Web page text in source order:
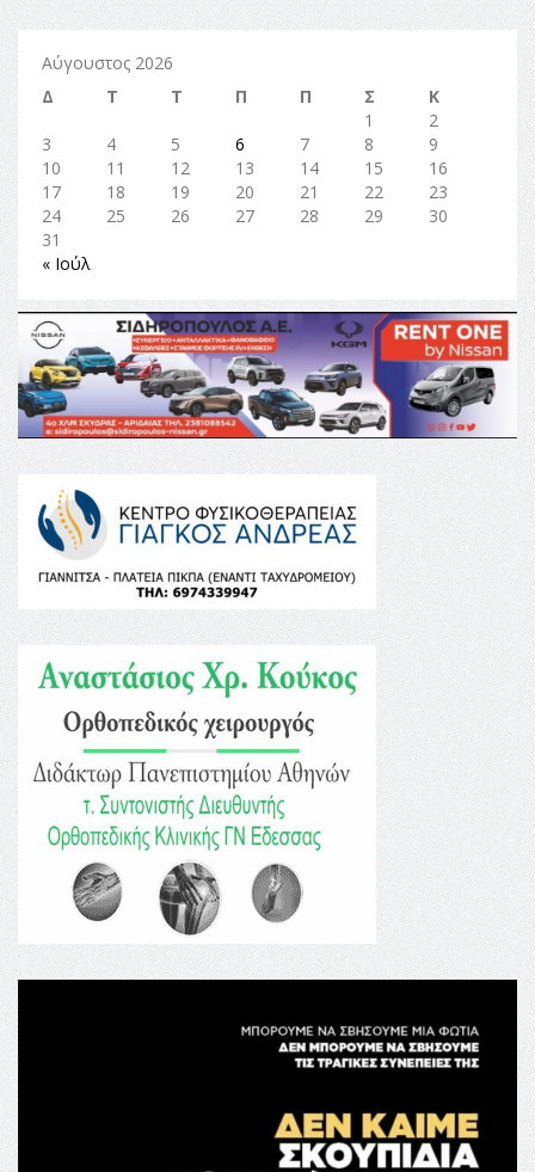
Αύγουστος 2026
Δ
Τ Τ Π Π Σ
Κ
1
2
3
4 5 6 7 8
9
10
11 12 13 14 15
16
17
18 19 20 21 22
23
24
25 26 27 28 29
30
31
« Ιούλ